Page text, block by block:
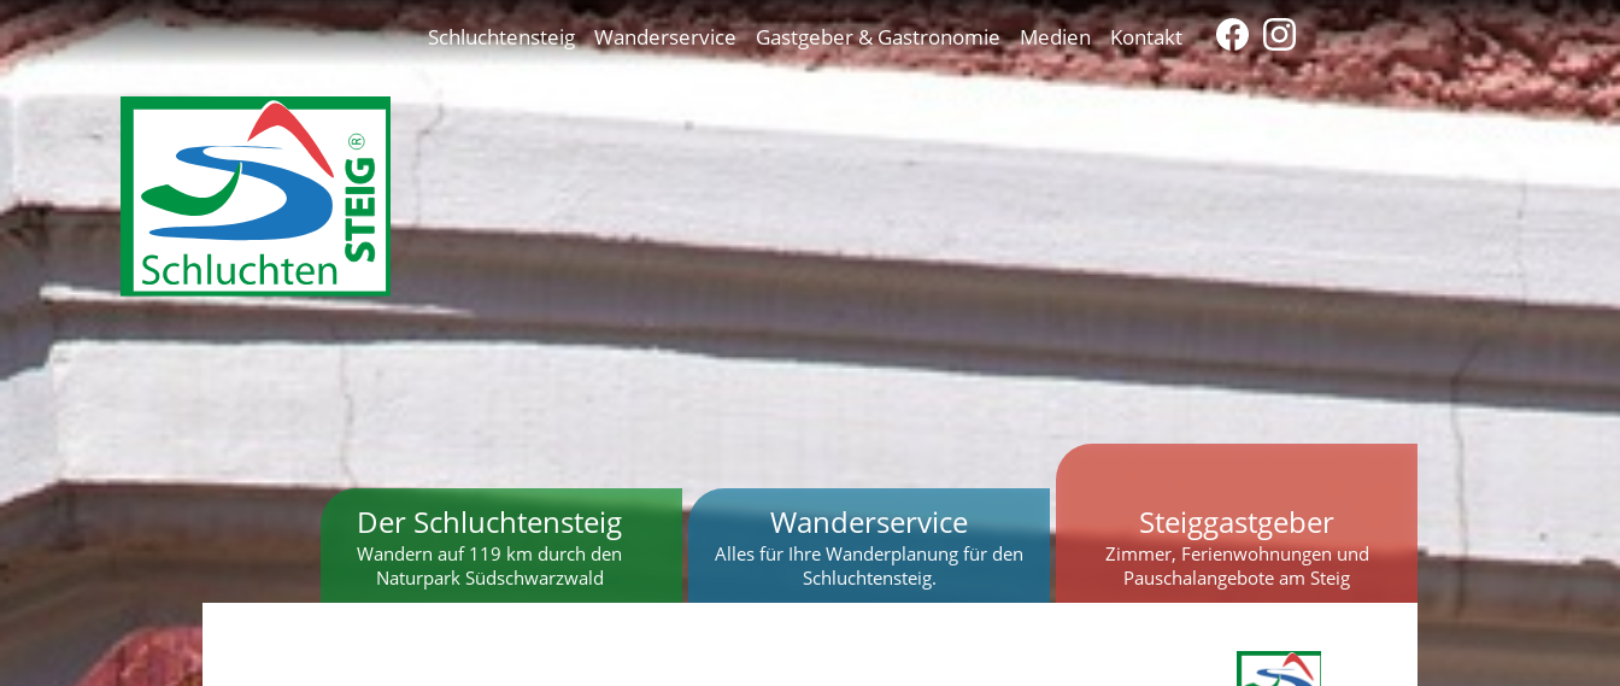
Schluchtensteig Wanderservice Gastgeber & Gastronomie Medien Kontakt
Der Schluchtensteig
Wandern auf 119 km durch den
Naturpark Südschwarzwald
Wanderservice
Alles für Ihre Wanderplanung für den
Schluchtensteig.
Steiggastgeber
Zimmer, Ferienwohnungen und
Pauschalangebote am Steig